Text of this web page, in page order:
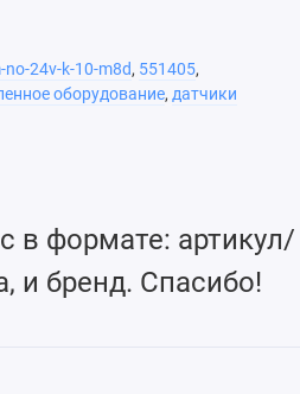
no-24v-k-10-m8d, 551405,
оборудование, датчики
в формате: артикул/
и бренд. Спасибо!